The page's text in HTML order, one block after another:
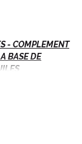
- COMPLEMENT
BASE DE
DE